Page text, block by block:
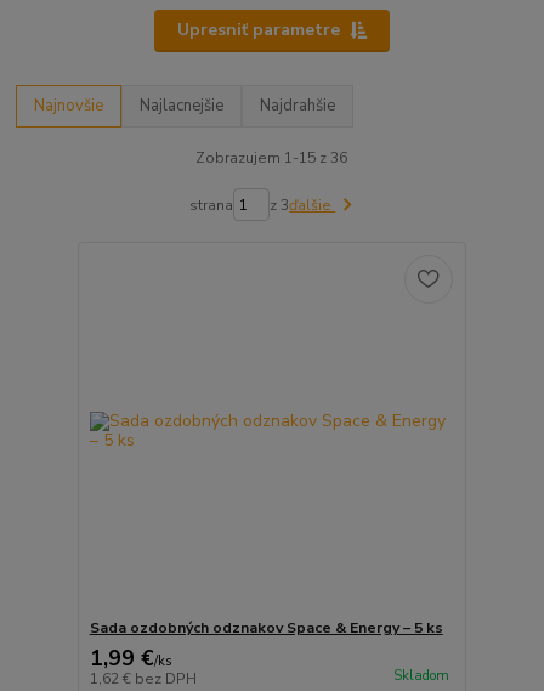
Upresniť parametre
Najnovšie Najlacnejšie Najdrahšie
Zobrazujem 1-15 z 36
strana z 3ďalšie
Sada ozdobných odznakov Space & Energy – 5 ks
1,99 €/ks
1,62 € bez DPH Skladom